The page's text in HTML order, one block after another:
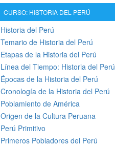
CURSO: HISTORIA DEL PERÚ
Historia del Perú
Temario de Historia del Perú
Etapas de la Historia del Perú
Línea del Tiempo: Historia del Perú
Épocas de la Historia del Perú
Cronología de la Historia del Perú
Poblamiento de América
Origen de la Cultura Peruana
Perú Primitivo
Primeros Pobladores del Perú